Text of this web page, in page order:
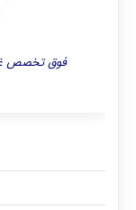
فوق تخصص